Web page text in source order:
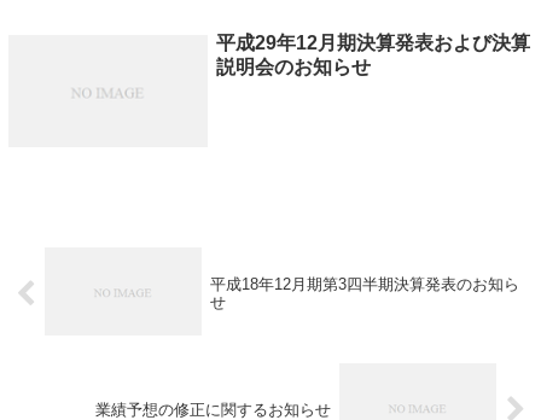
平成29年12月期決算発表および決算
説明会のお知らせ
平成18年12月期第3四半期決算発表のお知ら
せ
業績予想の修正に関するお知らせ